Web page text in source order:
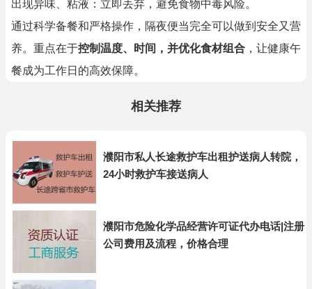
出现异味、粘液：立即丢弃，避免食物中毒风险。
通过科学备餐和严格操作，隔夜便当完全可以做到安全又营
养。重点在于控制温度、时间，并优化食材组合 ，让健康午
餐成为工作日的高效保障。
相关推荐
濮阳市私人长途救护车出租护送病人转院，
24小时救护车接送病人
濮阳市危险化学品经营许可证代办电话|注册
公司费用及流程，价格合理